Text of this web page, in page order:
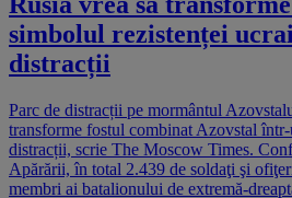
simbolul rezistenței
distracții
Parc de distracții pe mormântul
transforme fostul combinat Azovstal
distracții, scrie The Moscow Times.
Apărării, în total 2.439 de soldaţi şi
membri ai batalionului de extremă-